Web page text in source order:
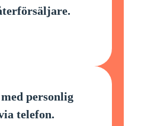
personlig
telefon.